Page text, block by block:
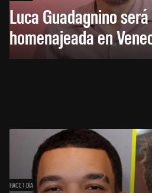
Luca Guadagnino
homenajeada en
HACE 1 DÍA